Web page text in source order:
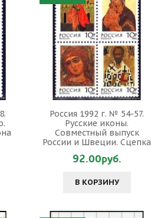
Россия 1992 г. № 54-57.
Русские иконы.
Совместный выпуск
России и Швеции. Сцепка
92.00руб.
В КОРЗИНУ